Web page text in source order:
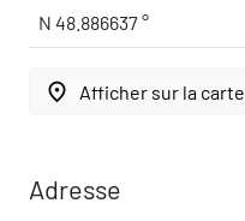
N 48.886637 °
place Afficher sur la carte
Adresse